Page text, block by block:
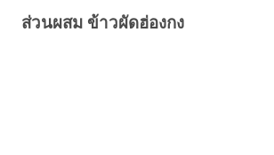
ส่วนผสม ข้าวผัดฮ่องกง